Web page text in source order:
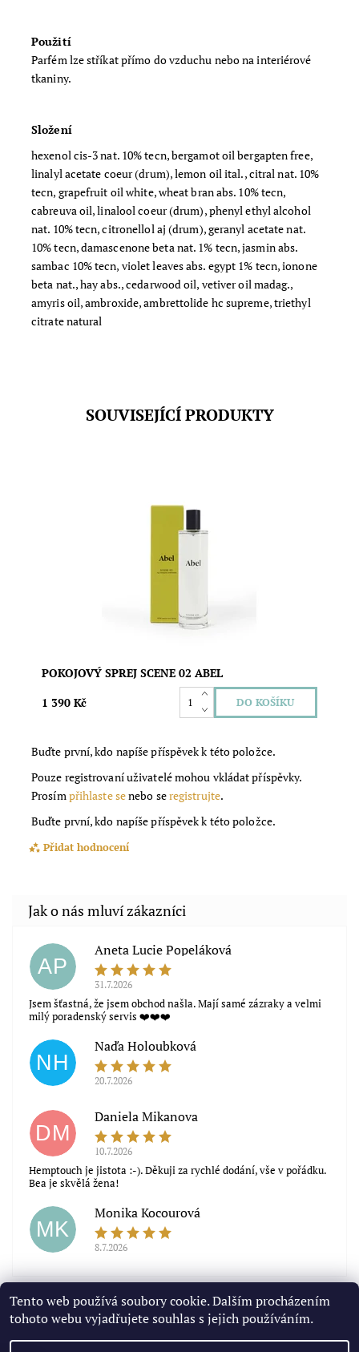
Použití
Parfém lze stříkat přímo do vzduchu nebo na interiérové
tkaniny.
Složení
hexenol cis-3 nat. 10% tecn, bergamot oil bergapten free,
linalyl acetate coeur (drum), lemon oil ital., citral nat. 10%
tecn, grapefruit oil white, wheat bran abs. 10% tecn,
cabreuva oil, linalool coeur (drum), phenyl ethyl alcohol
nat. 10% tecn, citronellol aj (drum), geranyl acetate nat.
10% tecn, damascenone beta nat. 1% tecn, jasmin abs.
sambac 10% tecn, violet leaves abs. egypt 1% tecn, ionone
beta nat., hay abs., cedarwood oil, vetiver oil madag.,
amyris oil, ambroxide, ambrettolide hc supreme, triethyl
citrate natural
SOUVISEJÍCÍ PRODUKTY
Sofistikovaný pokojový sprej s jemnou vůní fíku,
přírodní a vegan složení. Objem: 100 ml
Skladem
POKOJOVÝ SPREJ SCENE 02 ABEL
1 390 Kč
Buďte první, kdo napíše příspěvek k této položce.
Pouze registrovaní uživatelé mohou vkládat příspěvky.
Prosímpřihlaste senebo seregistrujte.
Buďte první, kdo napíše příspěvek k této položce.
Přidat hodnocení
AP
Aneta Lucie Popeláková
31.7.2026
Jsem šťastná, že jsem obchod našla. Mají samé zázraky a velmi
milý poradenský servis ❤️❤️❤️
NH
Naďa Holoubková
20.7.2026
DM
Daniela Mikanova
10.7.2026
Hemptouch je jistota :-). Děkuji za rychlé dodání, vše v pořádku.
Bea je skvělá žena!
MK
Monika Kocourová
8.7.2026
Zobrazit další hodnocení
Tento web používá soubory cookie. Dalším procházením
tohoto webu vyjadřujete souhlas s jejich používáním.